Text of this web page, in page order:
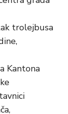
trolejbusa
Kantona